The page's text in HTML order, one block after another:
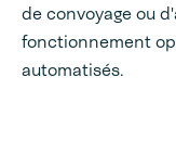
de convoyage ou
fonctionnement
automatisés.